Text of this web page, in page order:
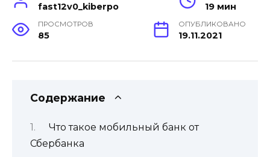
fast12v0_kiberpo 19 мин
ПРОСМОТРОВ
85
ОПУБЛИКОВАНО
19.11.2021
Содержание
Что такое мобильный банк от
Сбербанка